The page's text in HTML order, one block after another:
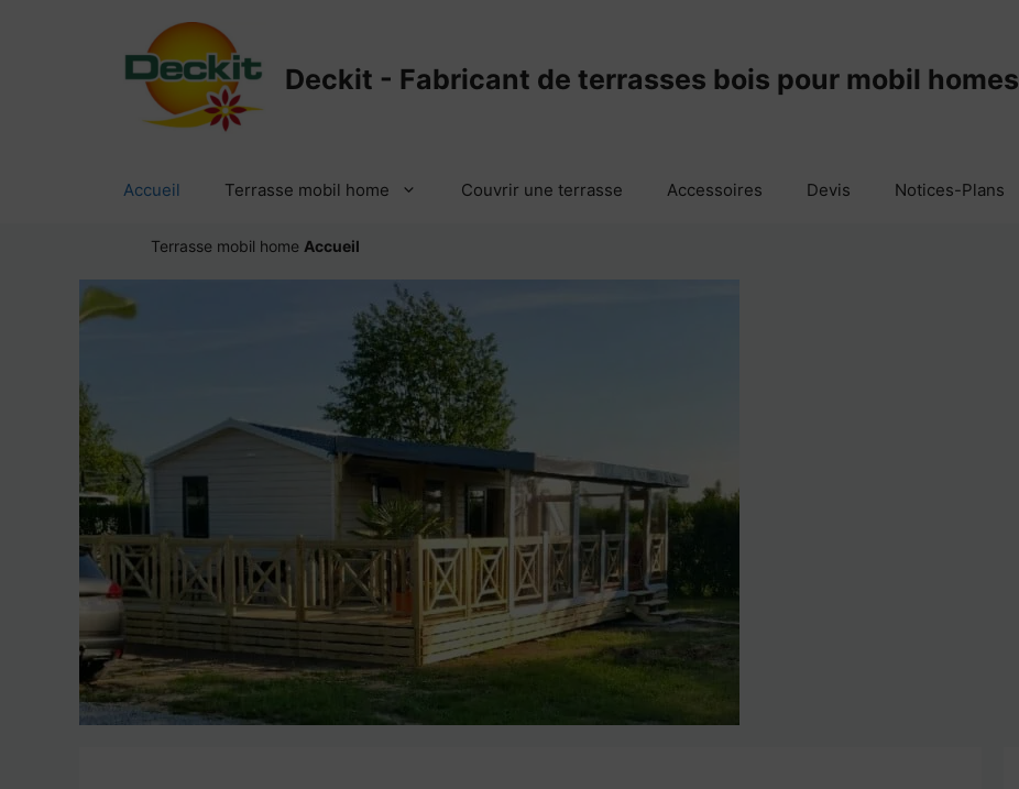
Deckit - Fabricant de terrasses bois pour mobil homes
Accueil Terrasse mobil home Couvrir une terrasse Accessoires Devis Notices-Plans
Terrasse mobil home Accueil